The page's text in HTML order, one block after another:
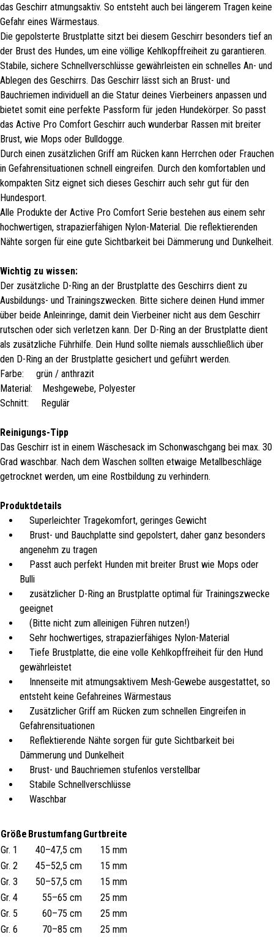
das Geschirr atmungsaktiv. So entsteht auch bei längerem Tragen keine
Gefahr eines Wärmestaus.
Die gepolsterte Brustplatte sitzt bei diesem Geschirr besonders tief an
der Brust des Hundes, um eine völlige Kehlkopffreiheit zu garantieren.
Stabile, sichere Schnellverschlüsse gewährleisten ein schnelles An- und
Ablegen des Geschirrs. Das Geschirr lässt sich an Brust- und
Bauchriemen individuell an die Statur deines Vierbeiners anpassen und
bietet somit eine perfekte Passform für jeden Hundekörper. So passt
das Active Pro Comfort Geschirr auch wunderbar Rassen mit breiter
Brust, wie Mops oder Bulldogge.
Durch einen zusätzlichen Griff am Rücken kann Herrchen oder Frauchen
in Gefahrensituationen schnell eingreifen. Durch den komfortablen und
kompakten Sitz eignet sich dieses Geschirr auch sehr gut für den
Hundesport.
Alle Produkte der Active Pro Comfort Serie bestehen aus einem sehr
hochwertigen, strapazierfähigen Nylon-Material. Die reflektierenden
Nähte sorgen für eine gute Sichtbarkeit bei Dämmerung und Dunkelheit.
Wichtig zu wissen:
Der zusätzliche D-Ring an der Brustplatte des Geschirrs dient zu
Ausbildungs- und Trainingszwecken. Bitte sichere deinen Hund immer
über beide Anleinringe, damit dein Vierbeiner nicht aus dem Geschirr
rutschen oder sich verletzen kann. Der D-Ring an der Brustplatte dient
als zusätzliche Führhilfe. Dein Hund sollte niemals ausschließlich über
den D-Ring an der Brustplatte gesichert und geführt werden.
Farbe: grün / anthrazit
Material: Meshgewebe, Polyester
Schnitt: Regulär
Reinigungs-Tipp
Das Geschirr ist in einem Wäschesack im Schonwaschgang bei max. 30
Grad waschbar. Nach dem Waschen sollten etwaige Metallbeschläge
getrocknet werden, um eine Rostbildung zu verhindern.
Produktdetails
Superleichter Tragekomfort, geringes Gewicht
Brust- und Bauchplatte sind gepolstert, daher ganz besonders
angenehm zu tragen
Passt auch perfekt Hunden mit breiter Brust wie Mops oder
Bulli
zusätzlicher D-Ring an Brustplatte optimal für Trainingszwecke
geeignet
(Bitte nicht zum alleinigen Führen nutzen!)
Sehr hochwertiges, strapazierfähiges Nylon-Material
Tiefe Brustplatte, die eine volle Kehlkopffreiheit für den Hund
gewährleistet
Innenseite mit atmungsaktivem Mesh-Gewebe ausgestattet, so
entsteht keine Gefahreines Wärmestaus
Zusätzlicher Griff am Rücken zum schnellen Eingreifen in
Gefahrensituationen
Reflektierende Nähte sorgen für gute Sichtbarkeit bei
Dämmerung und Dunkelheit
Brust- und Bauchriemen stufenlos verstellbar
Stabile Schnellverschlüsse
Waschbar
Größe Brustumfang Gurtbreite
Gr. 1
40–47,5 cm
15 mm
Gr. 2
45–52,5 cm
15 mm
Gr. 3
50–57,5 cm
15 mm
Gr. 4
55–65 cm
25 mm
Gr. 5
60–75 cm
25 mm
Gr. 6
70–85 cm 25 mm